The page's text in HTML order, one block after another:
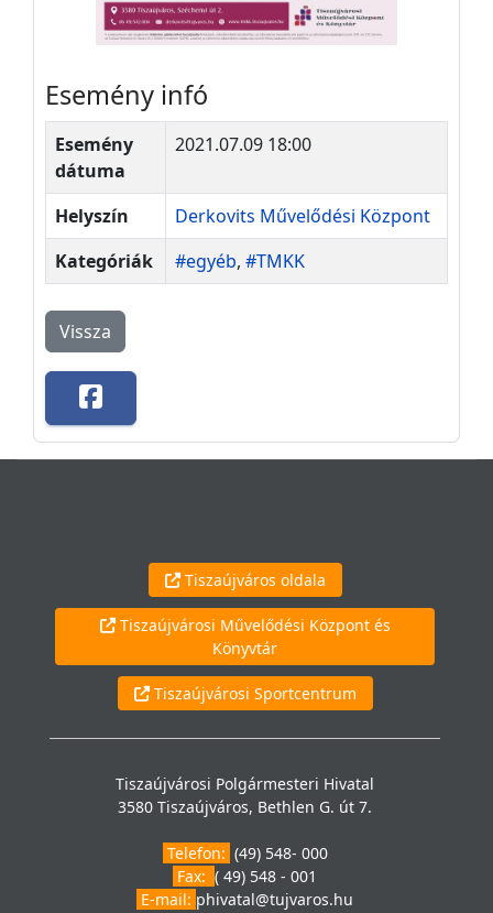
Esemény infó
Esemény
dátuma
2021.07.09 18:00
Helyszín
Derkovits Művelődési Központ
Kategóriák
#egyéb, #TMKK
Vissza
Tiszaújváros oldala
Tiszaújvárosi Művelődési Központ és
Könyvtár
Tiszaújvárosi Sportcentrum
Tiszaújvárosi Polgármesteri Hivatal
3580 Tiszaújváros, Bethlen G. út 7.
Telefon: (49) 548- 000
Fax: ( 49) 548 - 001
E-mail: phivatal@tujvaros.hu